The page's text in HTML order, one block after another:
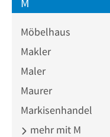
Möbelhaus
Makler
Maler
Maurer
Markisenhandel
mehr mit M